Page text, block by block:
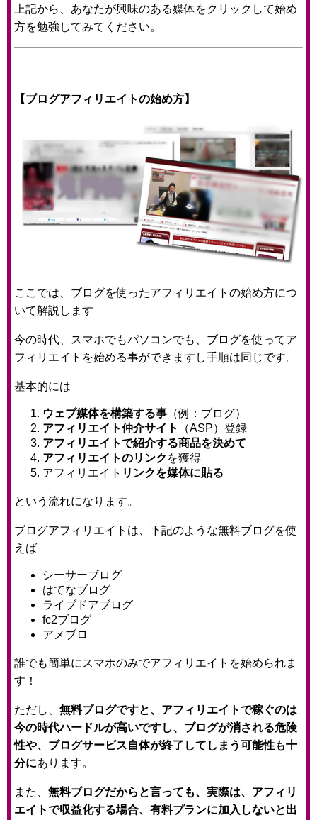
上記から、あなたが興味のある媒体をクリックして始め
方を勉強してみてください。
【ブログアフィリエイトの始め方】
ここでは、ブログを使ったアフィリエイトの始め方につ
いて解説します
今の時代、スマホでもパソコンでも、ブログを使ってア
フィリエイトを始める事ができますし手順は同じです。
基本的には
ウェブ媒体を構築する事 （例：ブログ）
アフィリエイト仲介サイト
（ASP）登録
アフィリエイトで紹介する商品を決めて
アフィリエイトのリンク を獲得
アフィリエイト リンクを媒体に貼る
という流れになります。
ブログアフィリエイトは、下記のような無料ブログを使
えば
シーサーブログ
はてなブログ
ライブドアブログ
fc2ブログ
アメブロ
誰でも簡単にスマホのみでアフィリエイトを始められま
す！
ただし、 無料ブログですと、アフィリエイトで稼ぐのは
今の時代ハードルが高いですし、ブログが消される危険
性や、ブログサービス自体が終了してしまう可能性も十
分にあります。
また、 無料ブログだからと言っても、実際は、アフィリ
エイトで収益化する場合、有料プランに加入しないと出